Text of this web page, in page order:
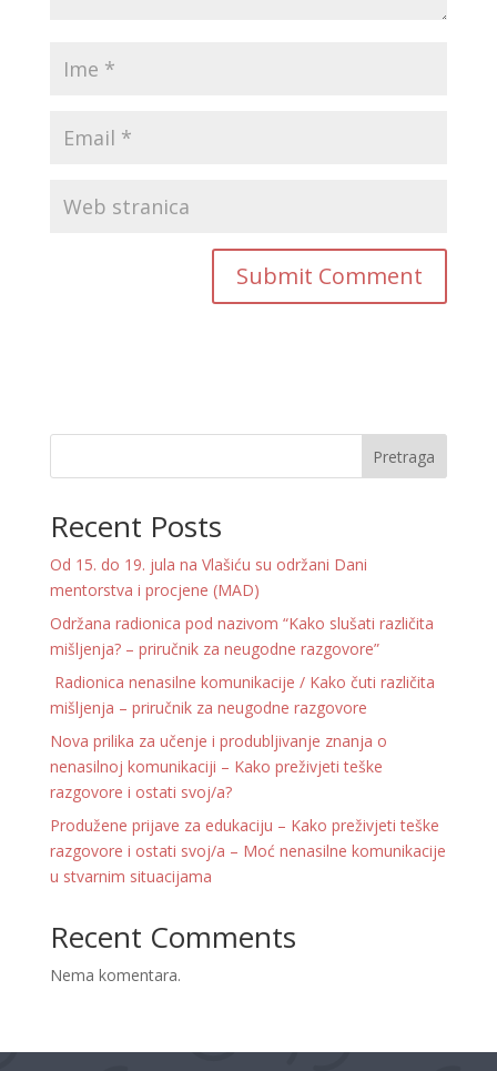
Pretraga
Recent Posts
Od 15. do 19. jula na Vlašiću su održani Dani
mentorstva i procjene (MAD)
Održana radionica pod nazivom “Kako slušati različita
mišljenja? – priručnik za neugodne razgovore”
Radionica nenasilne komunikacije / Kako čuti različita
mišljenja – priručnik za neugodne razgovore
Nova prilika za učenje i produbljivanje znanja o
nenasilnoj komunikaciji – Kako preživjeti teške
razgovore i ostati svoj/a?
Produžene prijave za edukaciju – Kako preživjeti teške
razgovore i ostati svoj/a – Moć nenasilne komunikacije
u stvarnim situacijama
Recent Comments
Nema komentara.